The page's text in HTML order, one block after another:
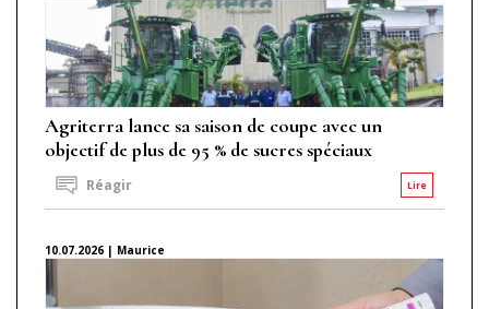
Agriterra lance sa saison de coupe avec un
objectif de plus de 95 % de sucres spéciaux
Lire
Réagir
10.07.2026 | Maurice